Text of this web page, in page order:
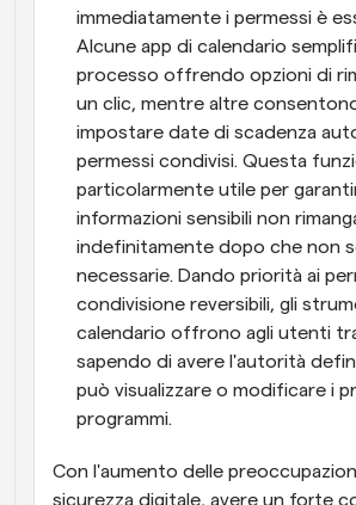
immediatamente i permessi è
Alcune app di calendario
processo offrendo opzioni di
un clic, mentre altre
impostare date di scadenza
permessi condivisi. Questa
particolarmente utile per
informazioni sensibili non
indefinitamente dopo che non
necessarie. Dando priorità ai
condivisione reversibili, gli
calendario offrono agli utenti
sapendo di avere l'autorità
può visualizzare o modificare i
programmi.
Con l'aumento delle
sicurezza digitale, avere un forte